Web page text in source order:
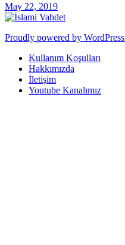
May 22, 2019
Proudly powered by WordPress
Kullanım Koşulları
Hakkımızda
İletişim
Youtube Kanalımız